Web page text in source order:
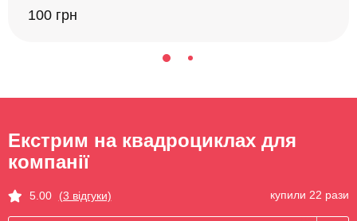
100 грн
Екстрим на квадроциклах для
компанії
5.00 (3 відгуки) купили 22 рази